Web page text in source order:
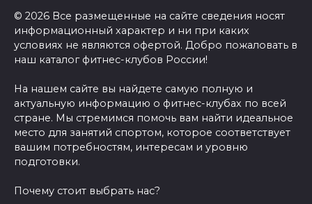
© 2026 Все размещенные на сайте сведения носят
информационный характер и ни при каких
условиях не являются офертой. Добро пожаловать в
наш каталог фитнес-клубов России!
На нашем сайте вы найдете самую полную и
актуальную информацию о фитнес-клубах по всей
стране. Мы стремимся помочь вам найти идеальное
место для занятий спортом, которое соответствует
вашим потребностям, интересам и уровню
подготовки.
Почему стоит выбрать нас?